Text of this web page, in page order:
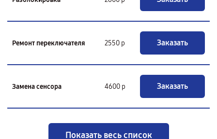
Ремонт переключателя 2550 р Заказать
Замена сенсора 4600 р Заказать
Показать весь список